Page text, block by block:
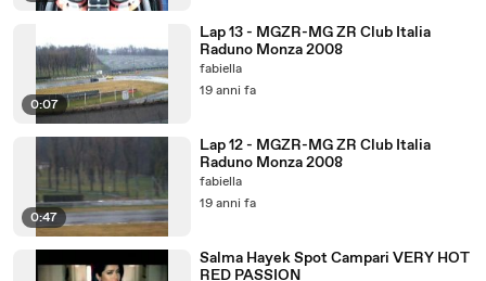
0:07
Lap 13 - MGZR-MG ZR Club Italia
Raduno Monza 2008
fabiella
19 anni fa
0:47
Lap 12 - MGZR-MG ZR Club Italia
Raduno Monza 2008
fabiella
19 anni fa
Salma Hayek Spot Campari VERY HOT
RED PASSION